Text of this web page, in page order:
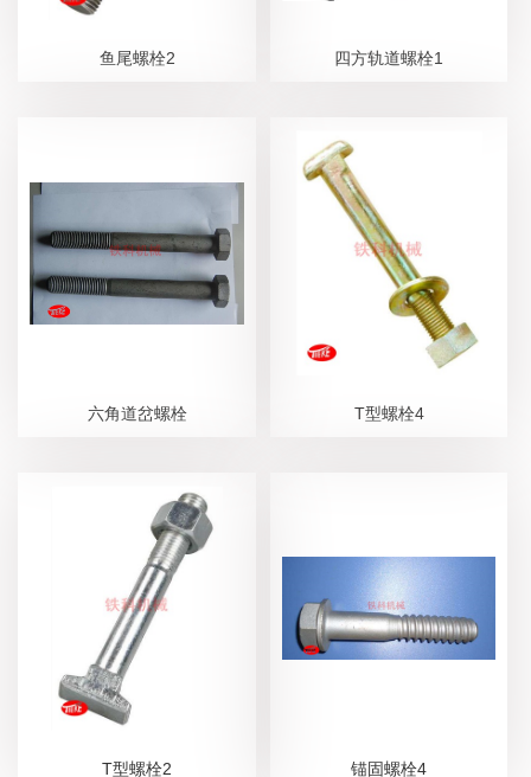
鱼尾螺栓2 四方轨道螺栓1
六角道岔螺栓 T型螺栓4
T型螺栓2 锚固螺栓4